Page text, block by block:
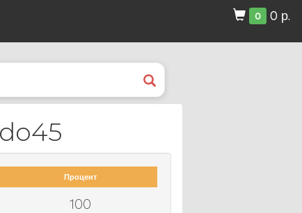
0 0 р.
Процент
100